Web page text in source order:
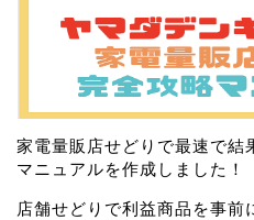
家電量販店せどりで最速で結
マニュアルを作成しました！
店舗せどりで利益商品を事前